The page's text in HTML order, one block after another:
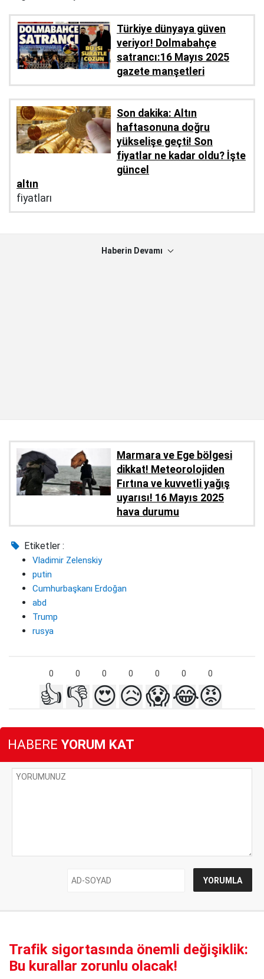
Türkiye dünyaya güven
veriyor! Dolmabahçe
satrancı:16 Mayıs 2025
gazete manşetleri
Son dakika: Altın
haftasonuna doğru
yükselişe geçti! Son
fiyatlar ne kadar oldu? İşte
güncel
altın
fiyatları
Haberin Devamı
Marmara ve Ege bölgesi
dikkat! Meteorolojiden
Fırtına ve kuvvetli yağış
uyarısı! 16 Mayıs 2025
hava durumu
Etiketler :
Vladimir Zelenskiy
putin
Cumhurbaşkanı Erdoğan
abd
Trump
rusya
0 0 0 0 0 0 0
👍 👎 😍😥😱😂😡
HABERE YORUM KAT
Trafik sigortasında önemli değişiklik:
Bu kurallar zorunlu olacak!